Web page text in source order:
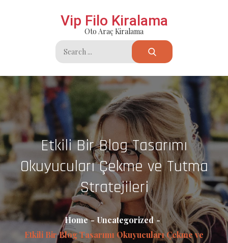
Vip Filo Kiralama
Oto Araç Kiralama
Search
for:
Etkili Bir Blog Tasarımı
Okuyucuları Çekme ve Tutma
Stratejileri
Home
Uncategorized
Etkili Bir Blog Tasarımı Okuyucuları Çekme ve